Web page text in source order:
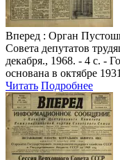
Вперед : Орган
Совета депутатов
декабря., 1968. - 4 с. -
основана в октябре
Читать Подробнее